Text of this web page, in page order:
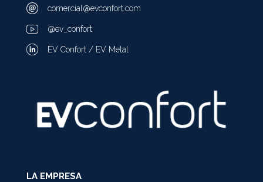
comercial@evconfort.com
@ev_confort
EV Confort / EV Metal
LA EMPRESA